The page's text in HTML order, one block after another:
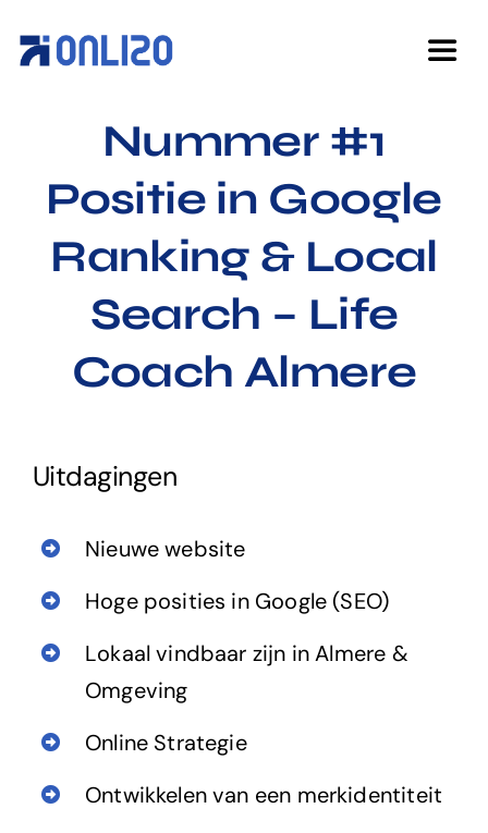
naar
Diensten
Over ons
Nummer #1
Positie in Google
Ranking & Local
Search – Life
Coach Almere
Uitdagingen
Nieuwe website
Hoge posities in Google (SEO)
Lokaal vindbaar zijn in Almere &
Omgeving
Online Strategie
Ontwikkelen van een merkidentiteit